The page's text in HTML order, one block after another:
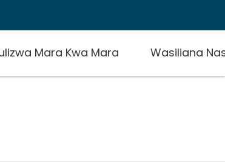
Mara Kwa Mara Wasiliana